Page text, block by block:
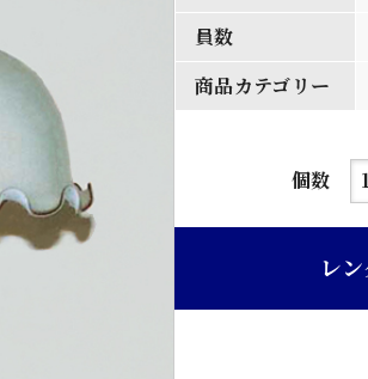
員数
商品カテゴリー
個数
デ
レ